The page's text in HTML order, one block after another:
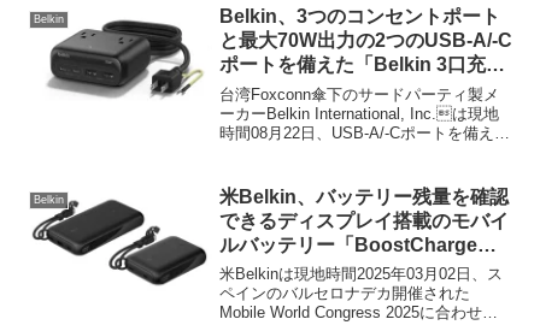
ら。
Belkin
Belkin、3つのコンセントポート
と最大70W出力の2つのUSB-A/-C
ポートを備えた「Belkin 3口充電
ステーション USBポート付き
70W」を発表。
台湾Foxconn傘下のサードパーティ製メ
ーカーBelkin International, Inc.は現地
時間08月22日、USB-A/-Cポートを備えた
ート2つ、70W) (SKU:SRZ001)」を発表
しています。
Belkin
米Belkin、バッテリー残量を確認
できるディスプレイ搭載のモバイ
ルバッテリー「BoostCharge
Power Bank with Display」など
を発表。
米Belkinは現地時間2025年03月02日、ス
ペインのバルセロナデカ開催された
Mobile World Congress 2025に合わせ